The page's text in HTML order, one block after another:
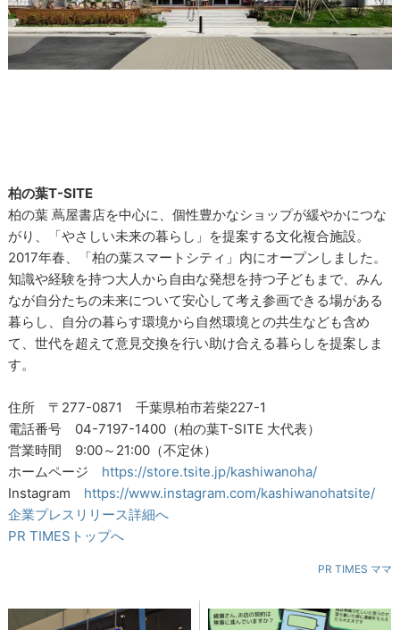
柏の葉T-SITE
柏の葉 蔦屋書店を中心に、個性豊かなショップが緩やかにつな
がり、「やさしい未来の暮らし」を提案する文化複合施設。
2017年春、「柏の葉スマートシティ」内にオープンしました。
知識や経験を持つ大人から自由な発想を持つ子どもまで、みん
なが自分たちの未来について安心して考え参画できる場がある
暮らし、自分の暮らす環境から自然環境との共生なども含め
て、世代を超えて意見交換を行い助け合える暮らしを提案しま
す。
住所 〒277-0871 千葉県柏市若柴227-1
電話番号 04-7197-1400（柏の葉T-SITE 大代表）
営業時間 9:00～21:00（不定休）
ホームページ https://store.tsite.jp/kashiwanoha/
Instagram https://www.instagram.com/kashiwanohatsite/
企業プレスリリース詳細へ
PR TIMESトップへ
PR TIMES ママ